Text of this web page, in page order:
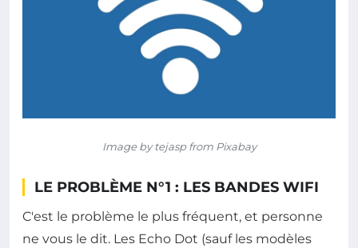
Image by tejasp from Pixabay
LE PROBLÈME N°1 : LES BANDES WIFI
C'est le problème le plus fréquent, et personne
ne vous le dit. Les Echo Dot (sauf les modèles